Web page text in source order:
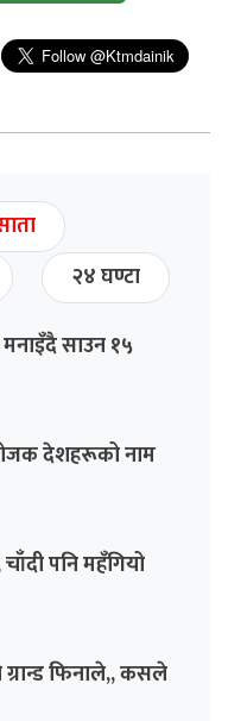
२४ घण्टा
साउन १५
देशहरूको नाम
पनि महँगियो
फिनाले,, कसले